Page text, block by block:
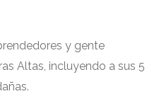
y gente
Altas, incluyendo a sus 5